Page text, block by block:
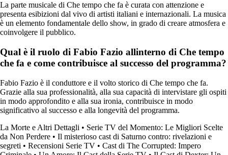
La parte musicale di Che tempo che fa è curata con attenzione e
presenta esibizioni dal vivo di artisti italiani e internazionali. La musica
è un elemento fondamentale dello show, in grado di creare atmosfera e
coinvolgere il pubblico.
Qual è il ruolo di Fabio Fazio allinterno di Che tempo
che fa e come contribuisce al successo del programma?
Fabio Fazio è il conduttore e il volto storico di Che tempo che fa.
Grazie alla sua professionalità, alla sua capacità di intervistare gli ospiti
in modo approfondito e alla sua ironia, contribuisce in modo
significativo al successo e alla longevità del programma.
La Morte e Altri Dettagli • Serie TV del Momento: Le Migliori Scelte
da Non Perdere • Il misterioso cast di Saturno contro: rivelazioni e
segreti • Recensioni Serie TV • Cast di The Corrupted: Impero